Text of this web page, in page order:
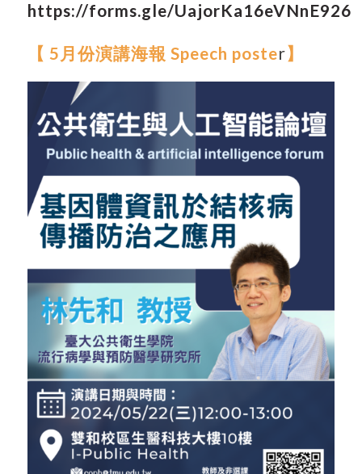
https://forms.gle/UajorKa16eVNnE926
【 5月份演講海報 Speech poster】